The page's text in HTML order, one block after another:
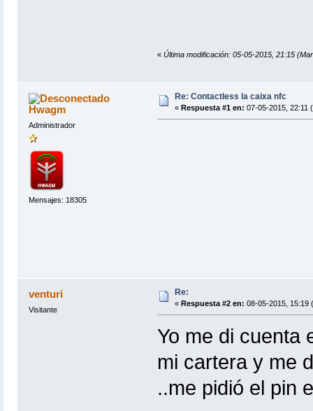
« Última modificación: 05-05-2015, 21:15
Hwagm
Administrador
Mensajes: 18305
Re: Contactless la caixa nfc
« Respuesta #1 en: 07-05-2015, 22:11
venturi
Visitante
Re:
« Respuesta #2 en: 08-05-2015, 15:19
Yo me di cuenta
mi cartera y me
..me pidió el pin